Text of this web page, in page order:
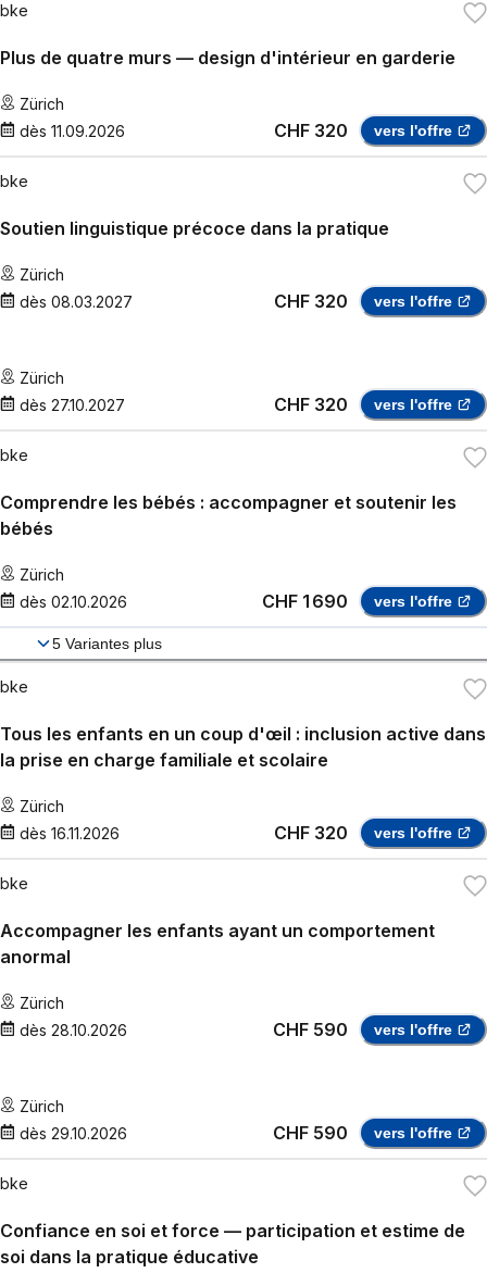
bke
Plus de quatre murs — design d'intérieur en garderie
Zürich
dès 11.09.2026 CHF 320 vers l'offre
bke
Soutien linguistique précoce dans la pratique
Zürich
dès 08.03.2027 CHF 320 vers l'offre
Zürich
dès 27.10.2027 CHF 320 vers l'offre
bke
Comprendre les bébés : accompagner et soutenir les
bébés
Zürich
dès 02.10.2026 CHF 1 690 vers l'offre
5 Variantes plus
bke
Tous les enfants en un coup d'œil : inclusion active dans
la prise en charge familiale et scolaire
Zürich
dès 16.11.2026 CHF 320 vers l'offre
bke
Accompagner les enfants ayant un comportement
anormal
Zürich
dès 28.10.2026 CHF 590 vers l'offre
Zürich
dès 29.10.2026 CHF 590 vers l'offre
bke
Confiance en soi et force — participation et estime de
soi dans la pratique éducative